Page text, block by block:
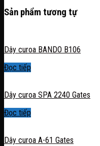
Sản phẩm tương tự
Dây curoa BANDO B106
Đọc tiếp
Dây curoa SPA 2240 Gates
Đọc tiếp
Dây curoa A-61 Gates